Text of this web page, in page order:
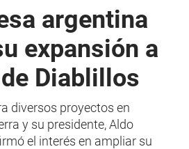
argentina
expansión a
Diablillos
diversos proyectos en
y su presidente, Aldo
el interés en ampliar su